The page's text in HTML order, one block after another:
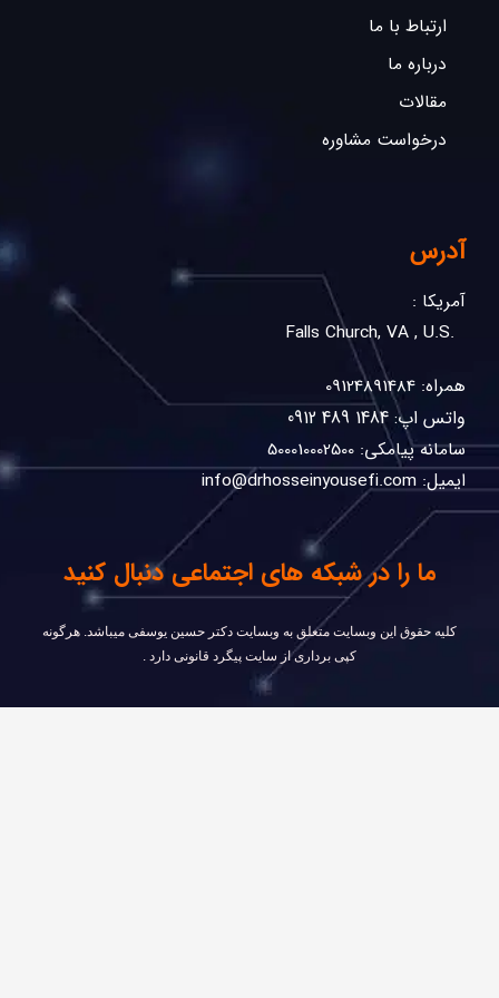
آدرس
آمریکا :
همراه: 09124891484
واتس اپ: 1484 489 0912
سامانه پیامکی: 500010002500
ایمیل: info@drhosseinyousefi.com
ما را در شبکه های اجتماعی دنبال کنید
كليه حقوق اين وبسايت متعلق به وبسایت دکتر حسین یوسفی ميباشد. هرگونه
کپی برداری از سایت پیگرد قانونی دارد .
ارتباط با ما
درباره ما
مقالات
درخواست مشاوره